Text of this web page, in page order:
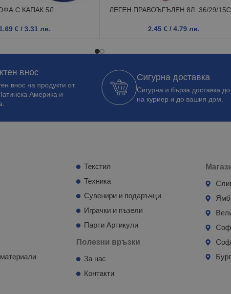
С КАПАК 5Л.
1.69 € / 3.31 лв.
ЛЕГЕН ПРАВОЪГЪЛЕН 8Л. 36/29/
2.45 € / 4.79 лв.
внос
внос на продукти от
Америка и
Сигурна доставка
Сигурна и бърза доставка
на куриер и до вашия дом.
Текстил
Техника
Сувенири и подаръчци
Играчки и пъзели
Парти Артикули
Полезни връзки
За нас
Контакти